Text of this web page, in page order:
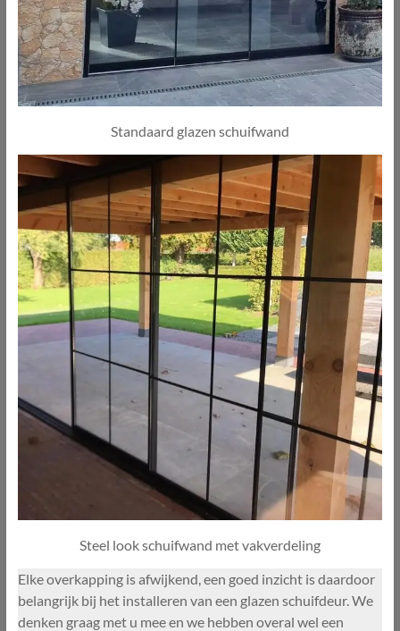
Standaard glazen schuifwand
Steel look schuifwand met vakverdeling
Elke overkapping is afwijkend, een goed inzicht is daardoor
belangrijk bij het installeren van een glazen schuifdeur. We
denken graag met u mee en we hebben overal wel een